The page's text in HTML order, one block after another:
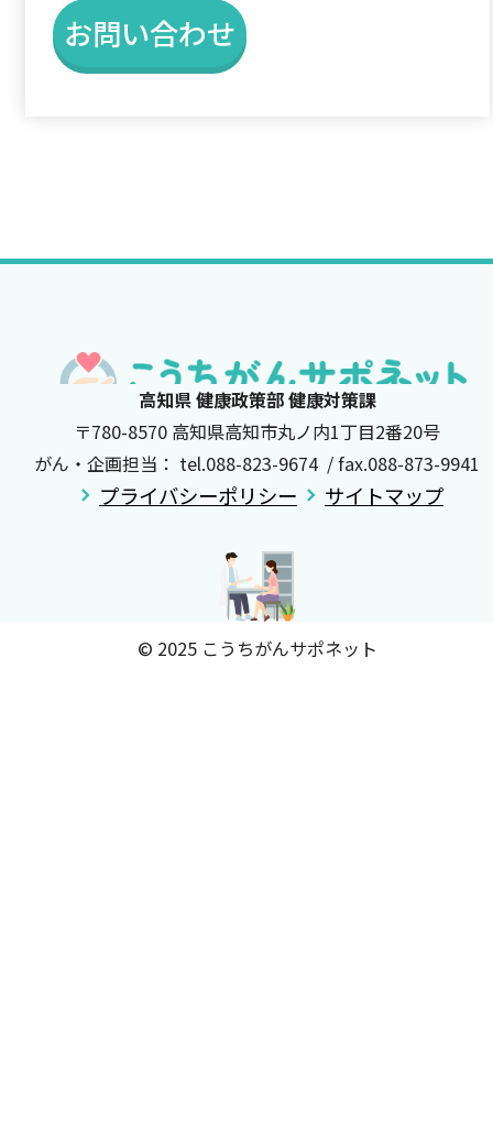
お問い合わせ
高知県 健康政策部 健康対策課
〒780-8570 高知県高知市丸ノ内1丁目2番20号
がん・企画担当： tel.088-823-9674 / fax.088-873-9941
プライバシーポリシー サイトマップ
© 2025 こうちがんサポネット